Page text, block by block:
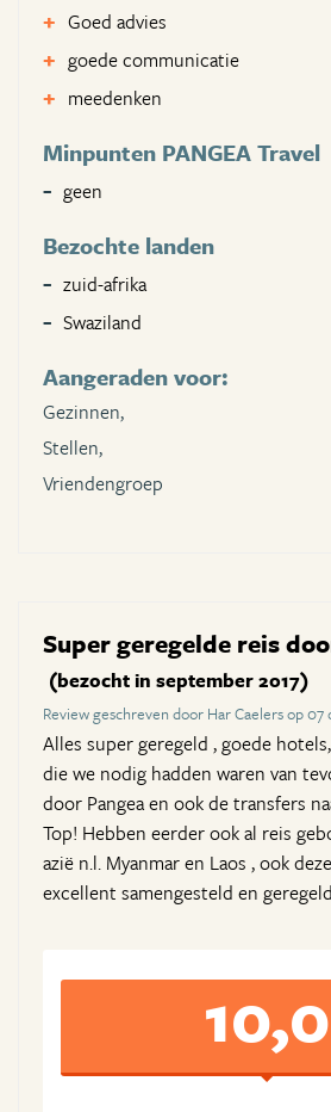
Goed advies
goede communicatie
meedenken
Minpunten PANGEA Travel
geen
Bezochte landen
zuid-afrika
Swaziland
Aangeraden voor:
Gezinnen,
Stellen,
Vriendengroep
Super geregelde reis
(bezocht in september 2017)
Review geschreven door Har Caelers op
Alles super geregeld , goede
die we nodig hadden waren van
door Pangea en ook de transfers
Top! Hebben eerder ook al reis
azië n.l. Myanmar en Laos , ook
excellent samengesteld en
10,0